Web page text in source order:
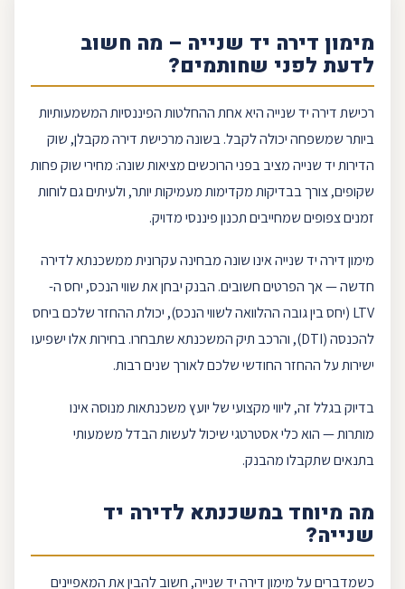
מימון דירה יד שנייה – מה חשוב
לדעת לפני שחותמים?
רכישת דירהיד שנייה היא אחת ההחלטות הפיננסיות המשמעותיות
ביותר שמשפחה יכולה לקבל. בשונה מרכישת דירהמקבלן, שוק
הדירות יד שנייה מציב בפני הרוכשים מציאות שונה: מחירי שוק פחות
שקופים, צורך בבדיקות מקדימות מעמיקות יותר, ולעיתים גם לוחות
זמנים צפופים שמחייבים תכנון פיננסי מדויק.
מימון דירה יד שנייה אינו שונה מבחינה עקרונית ממשכנתאלדירה
חדשה — אך הפרטים חשובים. הבנק יבחן את שווי הנכס, יחס ה-
LTV (יחס בין גובה ההלוואה לשווי הנכס), יכולת ההחזר שלכם ביחס
להכנסה (DTI), והרכב תיק המשכנתא שתבחרו. בחירות אלו ישפיעו
ישירות על ההחזר החודשי שלכם לאורך שנים רבות.
בדיוק בגלל זה, ליווי מקצועי של יועץ משכנתאותמנוסה אינו
מותרות — הוא כלי אסטרטגי שיכול לעשות הבדל משמעותי
בתנאים שתקבלו מהבנק.
מה מיוחד במשכנתא לדירה יד
שנייה?
כשמדברים על מימון דירה יד שנייה, חשוב להבין את המאפיינים